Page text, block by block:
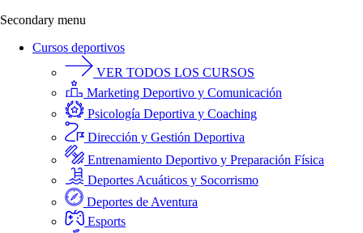
Secondary menu
Cursos deportivos
VER TODOS LOS CURSOS
Marketing Deportivo y Comunicación
Psicología Deportiva y Coaching
Dirección y Gestión Deportiva
Entrenamiento Deportivo y Preparación Física
Deportes Acuáticos y Socorrismo
Deportes de Aventura
Esports